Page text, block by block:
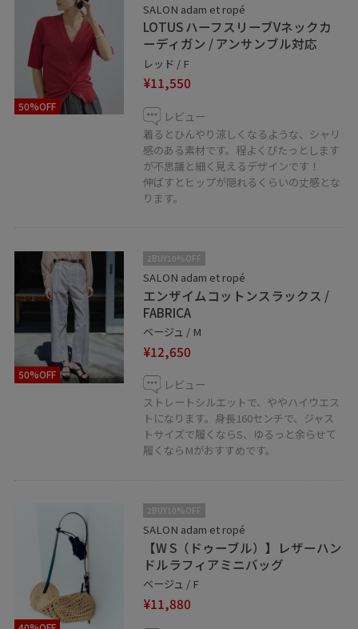
▶︎♡ボタンを押してお気に入り！ お気に入りしていた
だくと、気になったコーディネートや商品がチェックし
やすくなります！ スタッフのフォローもあわせてご利
▶︎LINE接客承ってます！ 聞きたいことがあるけど電話す
るお時間がない方やこの時期なかなか外に出られない
LINEでスタッフに相談は【友だち追加】をタップをお願
い致します。
50%OFF
SALON adam et ropé
LOTUS ハーフスリーブVネックカ
ーディガン / アンサンブル対応
レッド / F
¥11,550
レビュー
着るとひんやり涼しくなるような、シャリ
感のある素材です。程よくぴたっとします
が不思議と細く見えるデザインです！
伸ばすとヒップが隠れるくらいの丈感とな
ります。
50%OFF
2BUY10%OFF
SALON adam et ropé
エンザイムコットンスラックス /
FABRICA
ベージュ / M
¥12,650
レビュー
ストレートシルエットで、ややハイウエス
トになります。身長160センチで、ジャス
トサイズで履くならS、ゆるっと余らせて
履くならMがおすすめです。
2BUY10%OFF
SALON adam et ropé
【W S（ドゥーブル）】レザーハン
ドルラフィアミニバッグ
ベージュ / F
¥11,880